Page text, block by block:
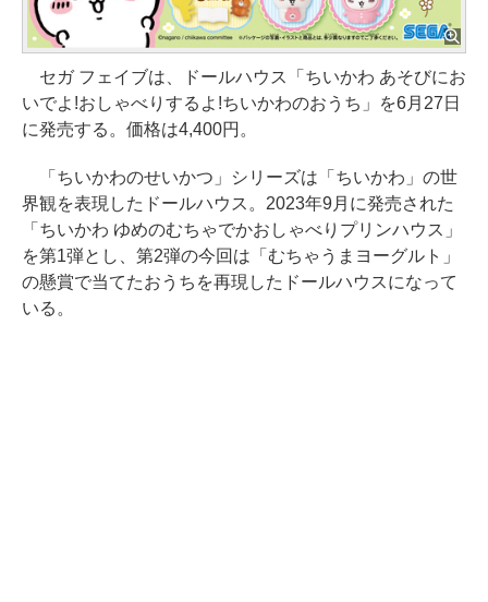
セガ フェイブは、ドールハウス「ちいかわ あそびにお
いでよ!おしゃべりするよ!ちいかわのおうち」を6月27日
に発売する。価格は4,400円。
「ちいかわのせいかつ」シリーズは「ちいかわ」の世
界観を表現したドールハウス。2023年9月に発売された
「ちいかわ ゆめのむちゃでかおしゃべりプリンハウス」
を第1弾とし、第2弾の今回は「むちゃうまヨーグルト」
の懸賞で当てたおうちを再現したドールハウスになって
いる。